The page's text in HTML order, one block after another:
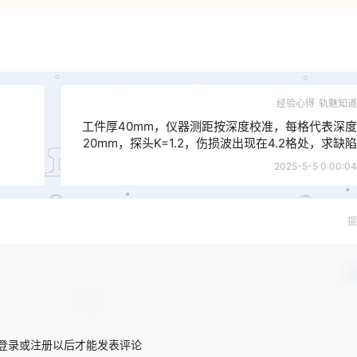
经验心得 轨魅知道
工件厚40mm，仪器测距按深度校准，每格代表深度
20mm，探头K=1.2，伤损波出现在4.2格处，求缺陷
的位置。
2025-5-5 0:00:04
录或注册以后才能发表评论